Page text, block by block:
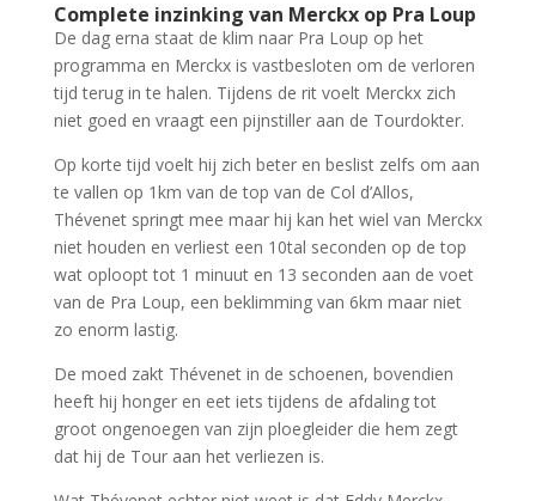
Complete inzinking van Merckx op Pra Loup
De dag erna staat de klim naar Pra Loup op het
programma en Merckx is vastbesloten om de verloren
tijd terug in te halen. Tijdens de rit voelt Merckx zich
niet goed en vraagt een pijnstiller aan de Tourdokter.
Op korte tijd voelt hij zich beter en beslist zelfs om aan
te vallen op 1km van de top van de Col d’Allos,
Thévenet springt mee maar hij kan het wiel van Merckx
niet houden en verliest een 10tal seconden op de top
wat oploopt tot 1 minuut en 13 seconden aan de voet
van de Pra Loup, een beklimming van 6km maar niet
zo enorm lastig.
De moed zakt Thévenet in de schoenen, bovendien
heeft hij honger en eet iets tijdens de afdaling tot
groot ongenoegen van zijn ploegleider die hem zegt
dat hij de Tour aan het verliezen is.